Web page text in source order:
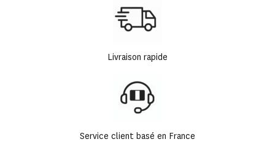
Livraison rapide
Service client basé en France